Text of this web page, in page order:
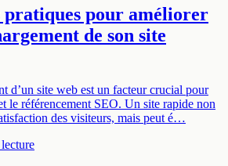
pratiques pour améliorer
de son site
d’un site web est un facteur crucial pour
le référencement SEO. Un site rapide non
des visiteurs, mais peut é…